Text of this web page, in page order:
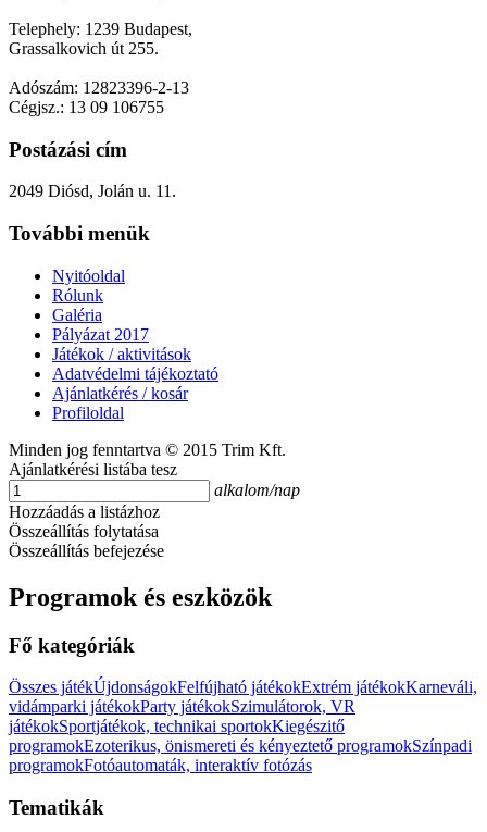
Telephely: 1239 Budapest,
Grassalkovich út 255.
Adószám: 12823396-2-13
Cégjsz.: 13 09 106755
Postázási cím
2049 Diósd, Jolán u. 11.
További menük
Nyitóoldal
Rólunk
Galéria
Pályázat 2017
Játékok / aktivitások
Adatvédelmi tájékoztató
Ajánlatkérés / kosár
Profiloldal
Minden jog fenntartva © 2015 Trim Kft.
Ajánlatkérési listába tesz
alkalom/nap
Hozzáadás a listázhoz
Összeállítás folytatása
Összeállítás befejezése
Programok és eszközök
Fő kategóriák
Összes játékÚjdonságokFelfújható játékokExtrém játékokKarneváli,
vidámparki játékokParty játékokSzimulátorok, VR
játékokSportjátékok, technikai sportokKiegészitő
programokEzoterikus, önismereti és kényeztető programokSzínpadi
programokFotóautomaták, interaktív fotózás
Tematikák